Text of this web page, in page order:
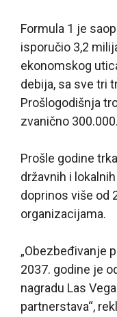
Formula 1 je
isporučio 3,2
ekonomskog
debija, sa sve tri
Prošlogodišnja
zvanično 300.000.
Prošle godine
državnih i
doprinos više od
organizacijama.
„Obezbeđivanje
2037. godine je
nagradu Las
partnerstava“,